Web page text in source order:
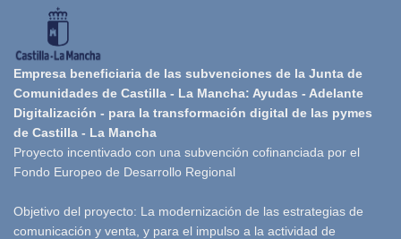
Empresa beneficiaria de las subvenciones de la Junta de
Comunidades de Castilla - La Mancha: Ayudas - Adelante
Digitalización - para la transformación digital de las pymes
de Castilla - La Mancha
Proyecto incentivado con una subvención cofinanciada por el
Fondo Europeo de Desarrollo Regional
Objetivo del proyecto: La modernización de las estrategias de
comunicación y venta, y para el impulso a la actividad de